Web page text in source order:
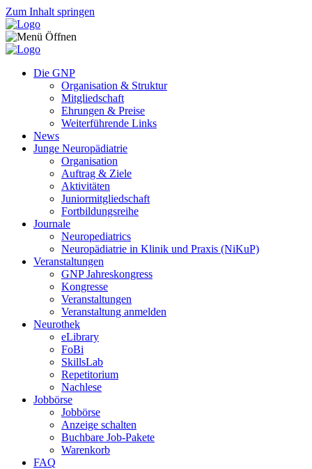
Zum Inhalt springen
Die GNP
Organisation & Struktur
Mitgliedschaft
Ehrungen & Preise
Weiterführende Links
News
Junge Neuropädiatrie
Organisation
Auftrag & Ziele
Aktivitäten
Juniormitgliedschaft
Fortbildungsreihe
Journale
Neuropediatrics
Neuropädiatrie in Klinik und Praxis (NiKuP)
Veranstaltungen
GNP Jahreskongress
Kongresse
Veranstaltungen
Veranstaltung anmelden
Neurothek
eLibrary
FoBi
SkillsLab
Repetitorium
Nachlese
Jobbörse
Jobbörse
Anzeige schalten
Buchbare Job-Pakete
Warenkorb
FAQ